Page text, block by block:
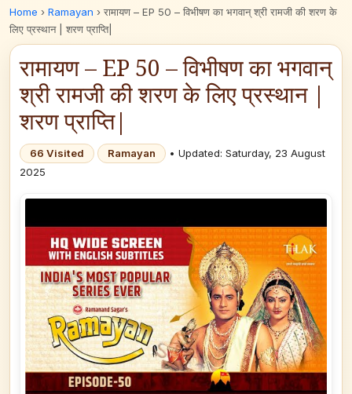
Home › Ramayan › रामायण – EP 50 – विभीषण का भगवान्‌ श्री रामजी की शरण के
लिए प्रस्थान | शरण प्राप्ति|
रामायण – EP 50 – विभीषण का भगवान्‌
श्री रामजी की शरण के लिए प्रस्थान |
शरण प्राप्ति|
66 Visited Ramayan
• Updated: Saturday, 23 August
2025